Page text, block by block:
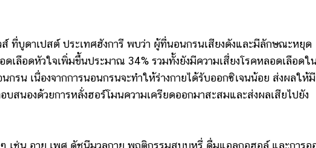
บูดาเปสต์ ประเทศฮังการี พบว่า ผู้ที่นอนกรนเสียงดังและมีลักษณะหยุด
เลือดหัวใจเพิ่มขึ้นประมาณ 34% รวมทั้งยังมีความเสี่ยงโรคหลอดเลือดใ
รน เนื่องจากการนอนกรนจะทำให้ร่างกายได้รับออกซิเจนน้อย ส่งผลให้มี
บสนองด้วยการหลั่งฮอร์โมนความเครียดออกมาสะสมและส่งผลเสียไปยัง
น อายุ เพศ ดัชนีมวลกาย พฤติกรรมสูบบุหรี่ ดื่มแอลกอฮอล์ และการอ